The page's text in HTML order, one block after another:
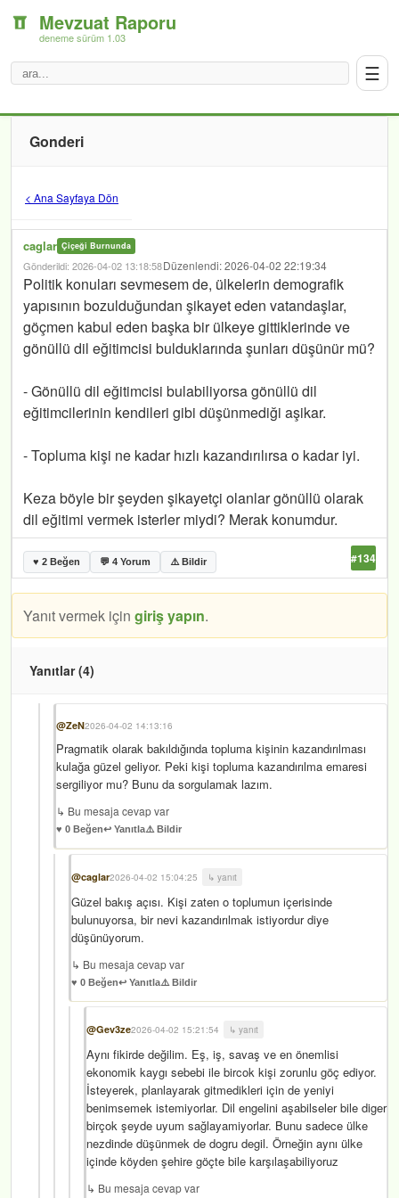
Mevzuat Raporu
deneme sürüm 1.03
☰
Gonderi
< Ana Sayfaya Dön
caglar Çiçeği Burnunda
Gönderildi: 2026-04-02 13:18:58Düzenlendi: 2026-04-02 22:19:34
Politik konuları sevmesem de, ülkelerin demografik
yapısının bozulduğundan şikayet eden vatandaşlar,
göçmen kabul eden başka bir ülkeye gittiklerinde ve
gönüllü dil eğitimcisi bulduklarında şunları düşünür mü?
- Gönüllü dil eğitimcisi bulabiliyorsa gönüllü dil
eğitimcilerinin kendileri gibi düşünmediği aşikar.
- Topluma kişi ne kadar hızlı kazandırılırsa o kadar iyi.
Keza böyle bir şeyden şikayetçi olanlar gönüllü olarak
dil eğitimi vermek isterler miydi? Merak konumdur.
♥ 2 Beğen 💬 4 Yorum ⚠️ Bildir #134
Yanıt vermek için giriş yapın.
Yanıtlar (4)
@ZeN2026-04-02 14:13:16
Pragmatik olarak bakıldığında topluma kişinin kazandırılması
kulağa güzel geliyor. Peki kişi topluma kazandırılma emaresi
sergiliyor mu? Bunu da sorgulamak lazım.
↳ Bu mesaja cevap var
♥ 0 Beğen↩️ Yanıtla⚠️ Bildir
@caglar2026-04-02 15:04:25 ↳ yanıt
Güzel bakış açısı. Kişi zaten o toplumun içerisinde
bulunuyorsa, bir nevi kazandırılmak istiyordur diye
düşünüyorum.
↳ Bu mesaja cevap var
♥ 0 Beğen↩️ Yanıtla⚠️ Bildir
@Gev3ze2026-04-02 15:21:54 ↳ yanıt
Aynı fikirde değilim. Eş, iş, savaş ve en önemlisi
ekonomik kaygı sebebi ile bircok kişi zorunlu göç ediyor.
İsteyerek, planlayarak gitmedikleri için de yeniyi
benimsemek istemiyorlar. Dil engelini aşabilseler bile diger
birçok şeyde uyum sağlayamiyorlar. Bunu sadece ülke
nezdinde düşünmek de dogru degil. Örneğin aynı ülke
içinde köyden şehire göçte bile karşılaşabiliyoruz
↳ Bu mesaja cevap var